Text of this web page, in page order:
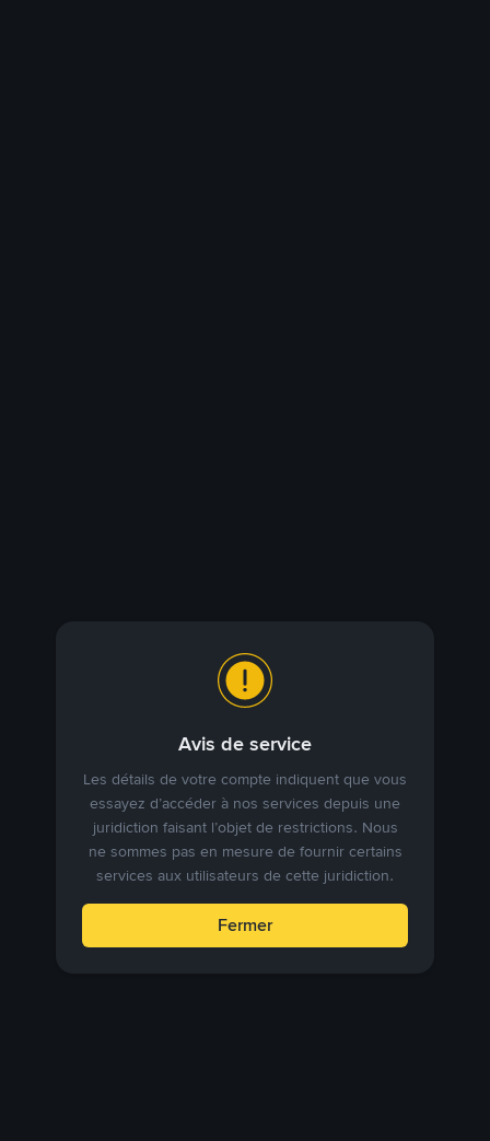
Avis de service
Les détails de votre compte indiquent que vous
essayez d’accéder à nos services depuis une
juridiction faisant l’objet de restrictions. Nous
ne sommes pas en mesure de fournir certains
services aux utilisateurs de cette juridiction.
Fermer